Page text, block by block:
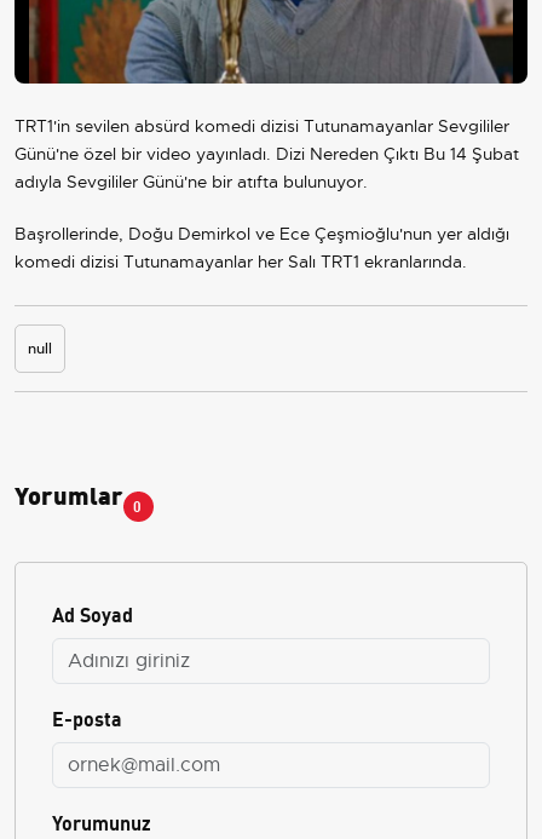
Video
TRT1'in sevilen absürd komedi dizisi Tutunamayanlar Sevgililer
Günü'ne özel bir video yayınladı. Dizi Nereden Çıktı Bu 14 Şubat
adıyla Sevgililer Günü'ne bir atıfta bulunuyor.
Başrollerinde, Doğu Demirkol ve Ece Çeşmioğlu'nun yer aldığı
komedi dizisi Tutunamayanlar her Salı TRT1 ekranlarında.
null
Yorumlar 0
Ad Soyad
E-posta
Yorumunuz